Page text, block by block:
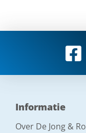
Informatie
Over De Jong &